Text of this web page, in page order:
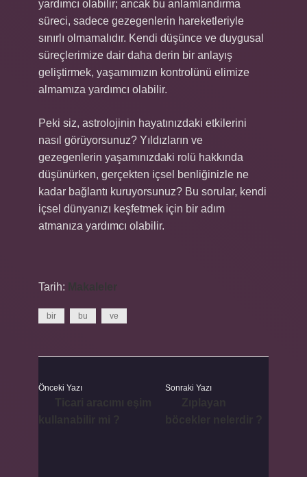
yardımcı olabilir; ancak bu anlamlandırma
süreci, sadece gezegenlerin hareketleriyle
sınırlı olmamalıdır. Kendi düşünce ve duygusal
süreçlerimize dair daha derin bir anlayış
geliştirmek, yaşamımızın kontrolünü elimize
almamıza yardımcı olabilir.
Peki siz, astrolojinin hayatınızdaki etkilerini
nasıl görüyorsunuz? Yıldızların ve
gezegenlerin yaşamınızdaki rolü hakkında
düşünürken, gerçekten içsel benliğinizle ne
kadar bağlantı kuruyorsunuz? Bu sorular, kendi
içsel dünyanızı keşfetmek için bir adım
atmanıza yardımcı olabilir.
Tarih: Makaleler
bir bu ve
Önceki Yazı Sonraki Yazı